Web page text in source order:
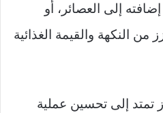
إلى العصائر، أو
من النكهة والقيمة الغذائية
تمتد إلى تحسين عملية